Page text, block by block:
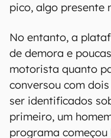
pico, algo presente
No entanto, a
de demora e
motorista quanto
conversou com
ser identificados
primeiro, um
programa começou